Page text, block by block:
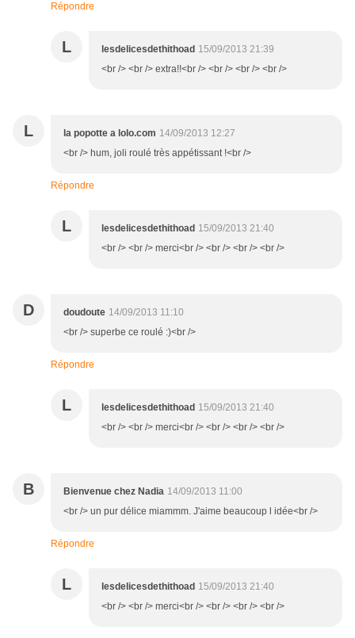
Répondre
L lesdelicesdethithoad 15/09/2013 21:39
<br /> <br /> extra!!<br /> <br /> <br /> <br />
L la popotte a lolo.com 14/09/2013 12:27
<br /> hum, joli roulé très appétissant !<br />
Répondre
L lesdelicesdethithoad 15/09/2013 21:40
<br /> <br /> merci<br /> <br /> <br /> <br />
D doudoute 14/09/2013 11:10
<br /> superbe ce roulé :)<br />
Répondre
L lesdelicesdethithoad 15/09/2013 21:40
<br /> <br /> merci<br /> <br /> <br /> <br />
B Bienvenue chez Nadia 14/09/2013 11:00
<br /> un pur délice miammm. J'aime beaucoup l idée<br />
Répondre
L lesdelicesdethithoad 15/09/2013 21:40
<br /> <br /> merci<br /> <br /> <br /> <br />